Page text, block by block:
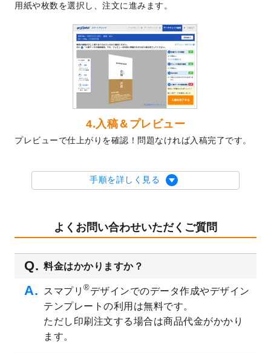
なりました！
2024年版4月始まりのカレンダーデザイン
テンプレートを公開いたしました。
2024年辰年の年賀ポスターデザインテンプ
レート
を公開いたしました。
箔押し年賀状のデザインテンプレート
開いたしました。
クリアファイル、封筒、うちわにてオリジ
ナルデザインで作成できるようになりまし
た！
を公開いたしました。
2023/9/1
2024年版1月始まりのカレンダーデザイン
オリジナルサイズ、変型サイズで作成でき
るようになりました！
2023/8/18
チケットのデザインテンプレートを追加し
ました。
2023/8/7
【新商品】チケット
が作成できるようにな
りました！
美容・エステのチラシデザインテンプレー
トを追加しました。
用紙や枚数を選択し、注文に進みます。
4.入稿＆プレビュー
プレビューで仕上がりを確認！問題なければ入稿完了です。
手順を詳しく見る
よくお問い合わせいただくご質問
料金はかかりますか？
スマプリ ®デザインでのデータ作成やデザイン
テンプレートの利用は無料です。
ただし印刷注文する場合は商品代金がかかり
ます。